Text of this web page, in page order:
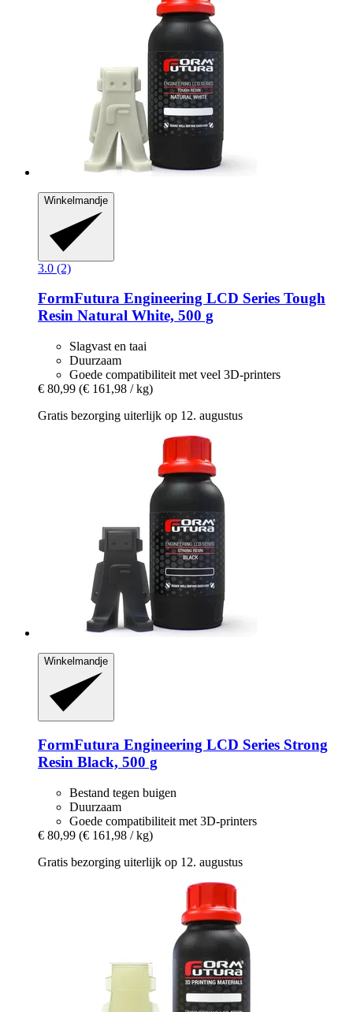
Winkelmandje
3.0 (2)
FormFutura Engineering LCD Series Tough
Resin Natural White, 500 g
Slagvast en taai
Duurzaam
Goede compatibiliteit met veel 3D-printers
€ 80,99 (€ 161,98 / kg)
Gratis bezorging uiterlijk op 12. augustus
Winkelmandje
FormFutura Engineering LCD Series Strong
Resin Black, 500 g
Bestand tegen buigen
Duurzaam
Goede compatibiliteit met 3D-printers
€ 80,99 (€ 161,98 / kg)
Gratis bezorging uiterlijk op 12. augustus